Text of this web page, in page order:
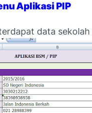
Aplikasi PIP
data